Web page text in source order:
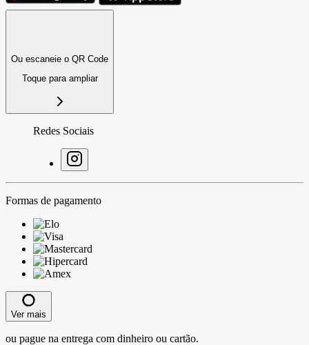
Ou escaneie o QR Code
Toque para ampliar
Redes Sociais
Formas de pagamento
Ver mais
ou pague na entrega com dinheiro ou cartão.